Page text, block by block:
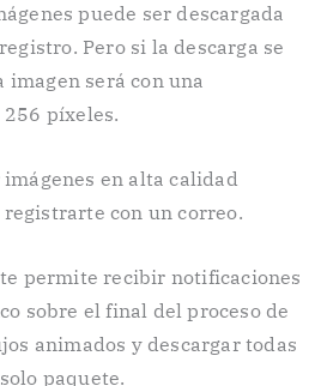
puede ser descargada
Pero si la descarga se
será con una
píxeles.
imágenes en alta calidad
con un correo.
permite recibir notificaciones
sobre el final del proceso de
animados y descargar todas
paquete.